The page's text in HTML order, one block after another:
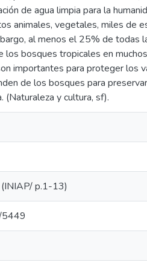
de agua limpia para la
animales, vegetales, miles de
al menos el 25% de todas
bosques tropicales en
importantes para proteger los
de los bosques para
(Naturaleza y cultura, sf).
p.1-13)
5449